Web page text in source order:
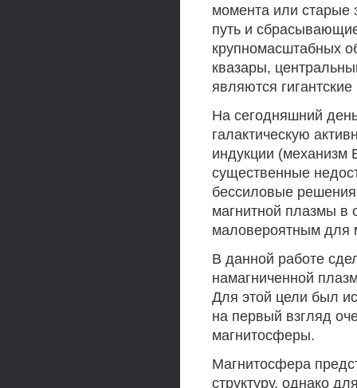
момента или старые
путь и
крупномасштабных
квазары,
являются
На сегодняшний
галактическую
индукции
существенные
бессиловые
магнитной плазмы в
маловероятным для
В данной работе
намагниченной
Для этой цели был
на первый взгляд
магнитосферы.
Магнитосфера
структуру, однако